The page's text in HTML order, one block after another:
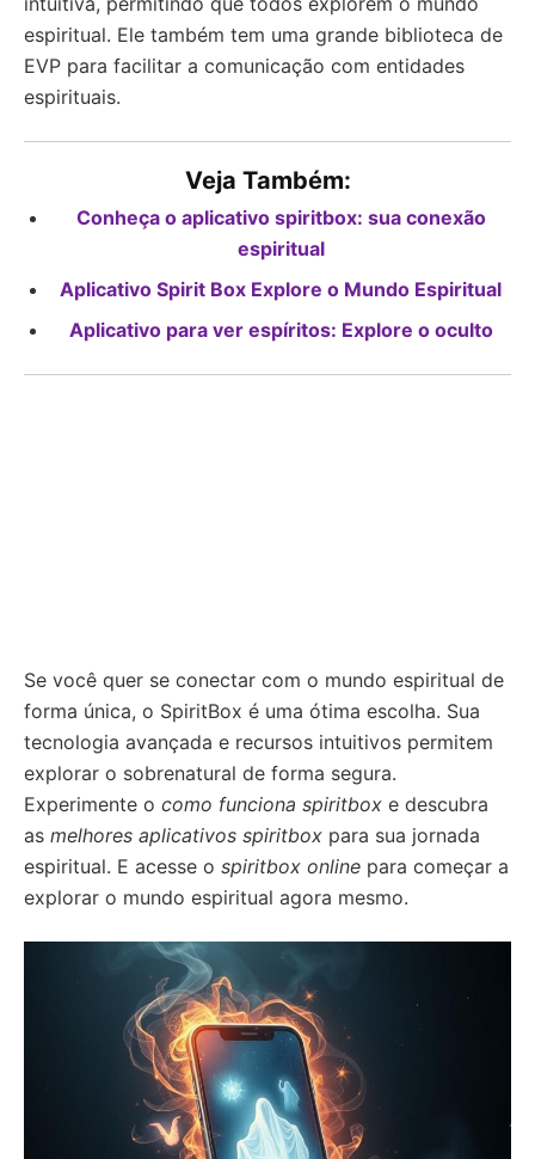
espiritual. Ele também tem uma grande biblioteca de
EVP para facilitar a comunicação com entidades
espirituais.
Veja Também:
Conheça o aplicativo spiritbox: sua conexão
espiritual
Aplicativo Spirit Box Explore o Mundo Espiritual
Aplicativo para ver espíritos: Explore o oculto
Se você quer se conectar com o mundo espiritual de
forma única, o SpiritBox é uma ótima escolha. Sua
tecnologia avançada e recursos intuitivos permitem
explorar o sobrenatural de forma segura.
Experimente o como funciona spiritbox e descubra
as melhores aplicativos spiritbox para sua jornada
espiritual. E acesse o spiritbox online para começar a
explorar o mundo espiritual agora mesmo.